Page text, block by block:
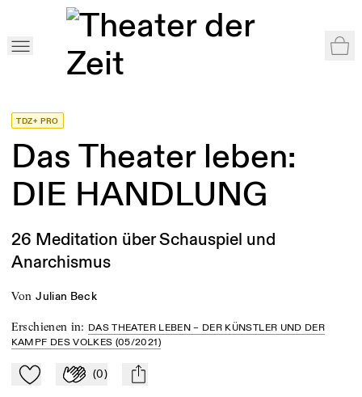
Shop >
TDZ+ PRO
Das Theater leben:
DIE HANDLUNG
26 Meditation über Schauspiel und
Anarchismus
von Julian Beck
Erschienen in: DAS THEATER LEBEN – DER KÜNSTLER UND DER
KAMPF DES VOLKES (05/2021)
Zu Mein-TdZ hinzufügen
Applaudieren
(0) mail